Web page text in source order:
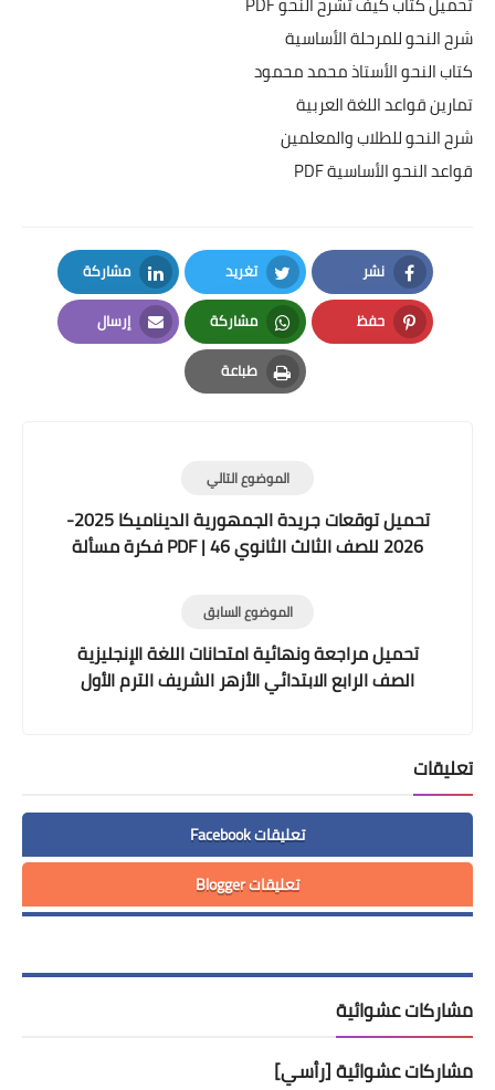
شرح النحو للمرحلة الأساسية
كتاب النحو الأستاذ محمد محمود
تمارين قواعد اللغة العربية
شرح النحو للطلاب والمعلمين
قواعد النحو الأساسية PDF
نشر
Facebook
تغريد
Twitter
مشاركة
LinkedIn
حفظ
Pinterest
مشاركة
Whatsapp
إرسال
Email
طباعة
Print
الموضوع التالي
تحميل توقعات جريدة الجمهورية الديناميكا 2025-
2026 للصف الثالث الثانوي PDF | 46 فكرة مسألة
هامة
الموضوع السابق
تحميل مراجعة ونهائية امتحانات اللغة الإنجليزية
الصف الرابع الابتدائي الأزهر الشريف الترم الأول
2025-2026 PDF
تعليقات
تعليقات Facebook
تعليقات Blogger
مشاركات عشوائية
مشاركات عشوائية [رأسي]